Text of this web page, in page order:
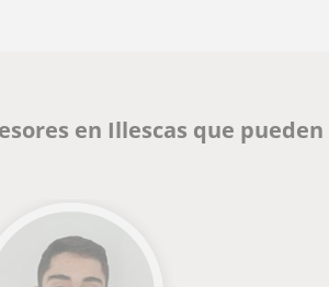
en Illescas que